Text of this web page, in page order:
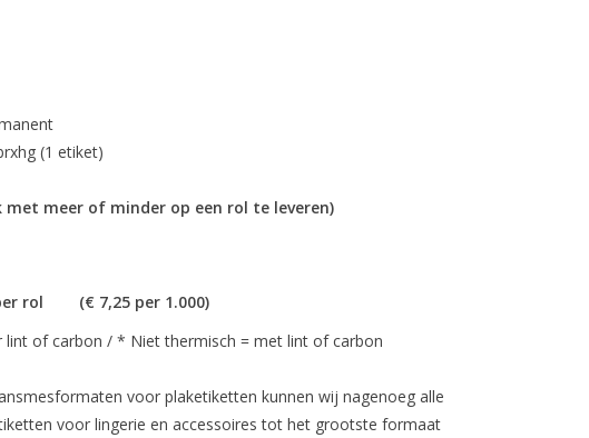
brxhg (1 etiket)
met meer of minder op een rol te leveren)
per rol (€ 7,25 per 1.000)
of carbon / * Niet thermisch = met lint of carbon
voor plaketiketten kunnen wij nagenoeg alle
voor lingerie en accessoires tot het grootste formaat